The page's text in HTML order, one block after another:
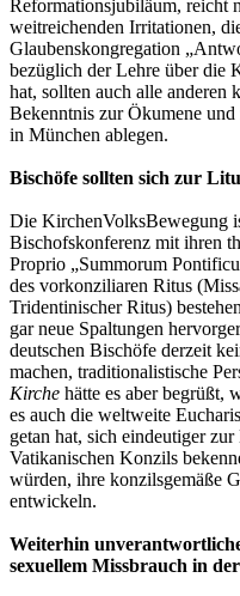
Reformationsjubiläum, reicht
weitreichenden Irritationen,
Glaubenskongregation
bezüglich der Lehre über die
hat, sollten auch alle anderen
Bekenntnis zur Ökumene
in München ablegen.
Bischöfe sollten sich zur
Die KirchenVolksBewegung
Bischofskonferenz mit ihren
Proprio „Summorum
des vorkonziliaren Ritus
Tridentinischer Ritus)
gar neue Spaltungen
deutschen Bischöfe derzeit
machen, traditionalistische
Kirche hätte es aber begrüßt,
es auch die weltweite
getan hat, sich eindeutiger
Vatikanischen Konzils
würden, ihre konzilsgemäße
entwickeln.
Weiterhin
sexuellem Missbrauch in